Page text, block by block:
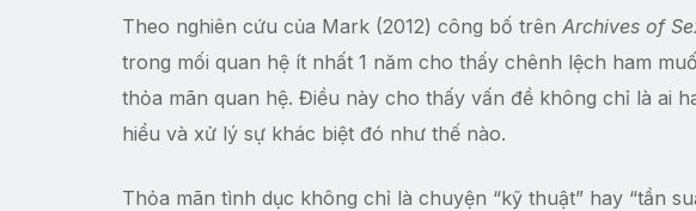
Theo nghiên cứu của Mark (2012) công bố trên Archives of
trong mối quan hệ ít nhất 1 năm cho thấy chênh lệch ham
thỏa mãn quan hệ. Điều này cho thấy vấn đề không chỉ là ai
hiểu và xử lý sự khác biệt đó như thế nào.
Thỏa mãn tình dục không chỉ là chuyện “kỹ thuật” hay “tần